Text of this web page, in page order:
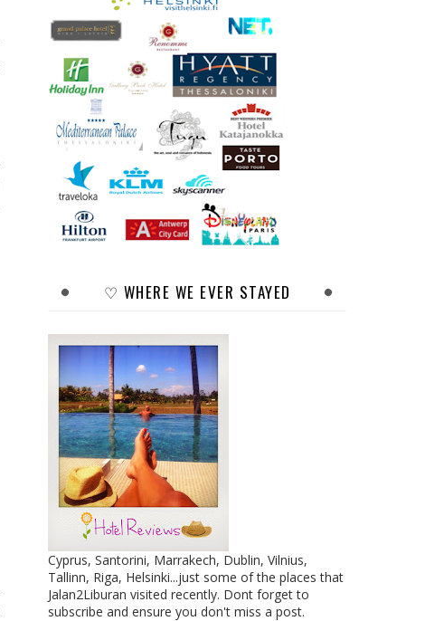
♡ WHERE WE EVER STAYED
Cyprus, Santorini, Marrakech, Dublin, Vilnius,
Tallinn, Riga, Helsinki...just some of the places that
Jalan2Liburan visited recently. Dont forget to
subscribe and ensure you don't miss a post.